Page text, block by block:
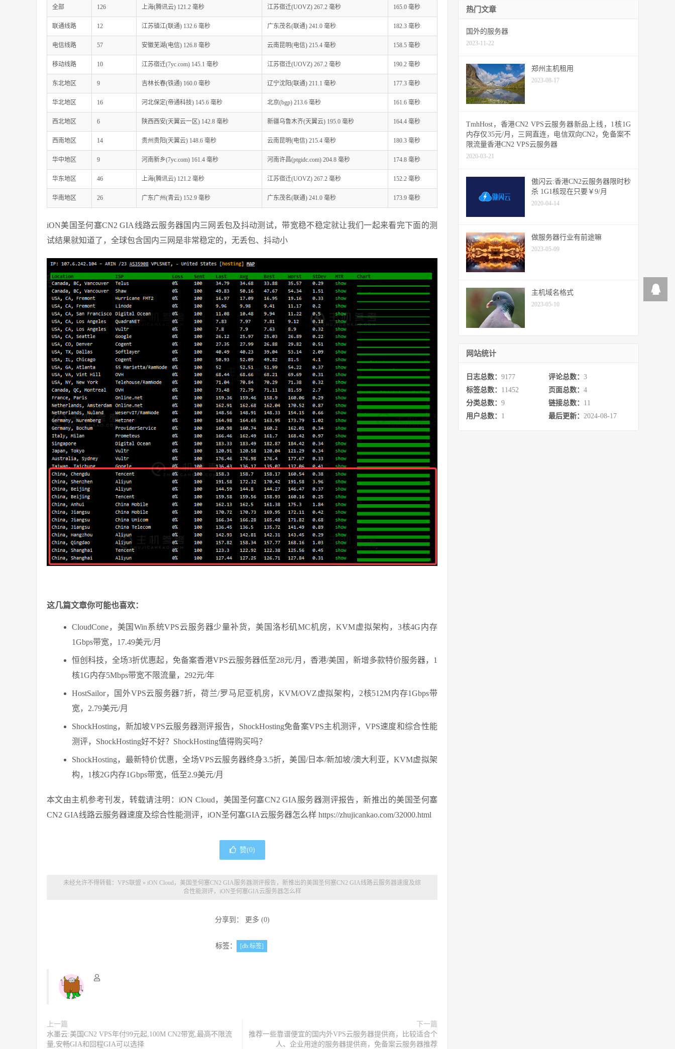
全部 126 上海(腾讯云) 121.2 毫秒 江苏宿迁(UOVZ) 267.2 毫秒 165.0 毫秒
联通线路 12 江苏镇江(联通) 132.6 毫秒 广东茂名(联通) 241.0 毫秒 182.3 毫秒
电信线路 57 安徽芜湖(电信) 126.8 毫秒 云南昆明(电信) 215.4 毫秒 158.5 毫秒
移动线路 10 江苏宿迁(7yc.com) 145.1 毫秒 江苏宿迁(UOVZ) 267.2 毫秒 190.2 毫秒
东北地区 9 吉林长春(铁通) 160.0 毫秒 辽宁沈阳(联通) 211.1 毫秒 177.3 毫秒
华北地区 16 河北保定(帝通科技) 145.6 毫秒 北京(bgp) 213.6 毫秒 161.6 毫秒
西北地区 6 陕西西安(天翼云一区) 142.8 毫秒 新疆乌鲁木齐(天翼云) 195.0 毫秒 164.4 毫秒
西南地区 14 贵州贵阳(天翼云) 148.6 毫秒 云南昆明(电信) 215.4 毫秒 180.3 毫秒
华中地区 9 河南新乡(7yc.com) 161.4 毫秒 河南许昌(ptgidc.com) 204.8 毫秒 174.8 毫秒
华东地区 46 上海(腾讯云) 121.2 毫秒 江苏宿迁(UOVZ) 267.2 毫秒 152.2 毫秒
华南地区 26 广东广州(青云) 152.9 毫秒 广东茂名(联通) 241.0 毫秒 173.9 毫秒
iON美国圣何塞CN2 GIA线路云服务器国内三网丢包及抖动测试，带宽稳不稳定就让我们一起来看完下面的测
试结果就知道了，全球包含国内三网是非常稳定的，无丢包、抖动小
这几篇文章你可能也喜欢：
CloudCone，美国Win系统VPS云服务器少量补货，美国洛杉矶MC机房，KVM虚拟架构，3核4G内存
1Gbps带宽，17.49美元/月
恒创科技，全场3折优惠起，免备案香港VPS云服务器低至28元/月，香港/美国，新增多款特价服务器，1
核1G内存5Mbps带宽不限流量，292元/年
HostSailor，国外VPS云服务器7折，荷兰/罗马尼亚机房，KVM/OVZ虚拟架构，2核512M内存1Gbps带
宽，2.79美元/月
ShockHosting，新加坡VPS云服务器测评报告，ShockHosting免备案VPS主机测评，VPS速度和综合性能
测评，ShockHosting好不好？ShockHosting值得购买吗？
ShockHosting，最新特价优惠，全场VPS云服务器终身3.5折，美国/日本/新加坡/澳大利亚，KVM虚拟架
构，1核2G内存1Gbps带宽，低至2.9美元/月
本文由主机参考刊发，转载请注明：iON Cloud，美国圣何塞CN2 GIA服务器测评报告，新推出的美国圣何塞
CN2 GIA线路云服务器速度及综合性能测评，iON圣何塞GIA云服务器怎么样 https://zhujicankao.com/32000.html
赞(0)
未经允许不得转载： VPS联盟 » iON Cloud，美国圣何塞CN2 GIA服务器测评报告，新推出的美国圣何塞CN2 GIA线路云服务器速度及综
合性能测评，iON圣何塞GIA云服务器怎么样
分享到： 更多 (0)
标签： [db:标签]
上一篇
水墨云:美国CN2 VPS年付99元起,100M CN2带宽,最高不限流
量,安畅GIA和回程GIA可以选择
下一篇
推荐一些靠谱便宜的国内外VPS云服务器提供商，比较适合个
人、企业用途的服务器提供商，免备案云服务器推荐
热门文章
国外的服务器
2023-11-22
郑州主机租用
2023-08-17
TmhHost，香港CN2 VPS云服务器新品上线，1核1G
内存仅35元/月，三网直连，电信双向CN2，免备案不
限流量香港CN2 VPS云服务器
2020-03-21
傲闪云:香港CN2云服务器限时秒
杀 1G1核现在只要￥9/月
2020-04-14
做服务器行业有前途嘛
2023-05-09
主机域名格式
2023-05-10
网站统计
日志总数： 9177 评论总数： 3
标签总数： 11452 页面总数： 4
分类总数： 9 链接总数： 11
用户总数： 1 最后更新： 2024-08-17